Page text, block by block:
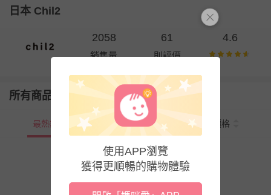
日本 Chil2
2058
銷售量
61
則評價
4.6
所有商品
最熱銷 新上市 價格
使用APP瀏覽
獲得更順暢的購物體驗